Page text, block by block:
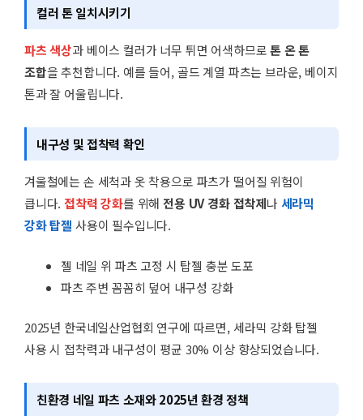
컬러 톤 일치시키기
파츠 색상과 베이스 컬러가 너무 튀면 어색하므로톤 온 톤
조합을 추천합니다. 예를 들어, 골드 계열 파츠는 브라운, 베이지
톤과 잘 어울립니다.
내구성 및 접착력 확인
겨울철에는 손 세척과 옷 착용으로 파츠가 떨어질 위험이
큽니다.접착력 강화를 위해전용 UV 경화 접착제나 세라믹
강화 탑젤 사용이 필수입니다.
젤 네일 위 파츠 고정 시 탑젤 충분 도포
파츠 주변 꼼꼼히 덮어 내구성 강화
2025년 한국네일산업협회 연구에 따르면, 세라믹 강화 탑젤
사용 시 접착력과 내구성이 평균 30% 이상 향상되었습니다.
친환경 네일 파츠 소재와 2025년 환경 정책